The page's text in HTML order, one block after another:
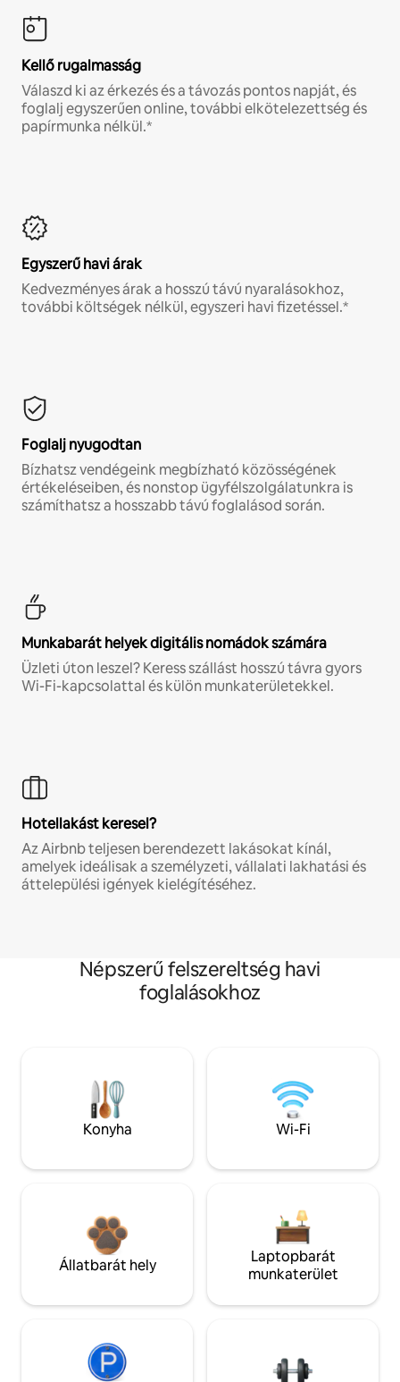
Kellő rugalmasság
Válaszd ki az érkezés és a távozás pontos napját, és
foglalj egyszerűen online, további elkötelezettség és
papírmunka nélkül.*
Egyszerű havi árak
Kedvezményes árak a hosszú távú nyaralásokhoz,
további költségek nélkül, egyszeri havi fizetéssel.*
Foglalj nyugodtan
Bízhatsz vendégeink megbízható közösségének
értékeléseiben, és nonstop ügyfélszolgálatunkra is
számíthatsz a hosszabb távú foglalásod során.
Munkabarát helyek digitális nomádok számára
Üzleti úton leszel? Keress szállást hosszú távra gyors
Wi-Fi-kapcsolattal és külön munkaterületekkel.
Hotellakást keresel?
Az Airbnb teljesen berendezett lakásokat kínál,
amelyek ideálisak a személyzeti, vállalati lakhatási és
áttelepülési igények kielégítéséhez.
Népszerű felszereltség havi
foglalásokhoz
Konyha Wi-Fi
Állatbarát hely
Laptopbarát
munkaterület